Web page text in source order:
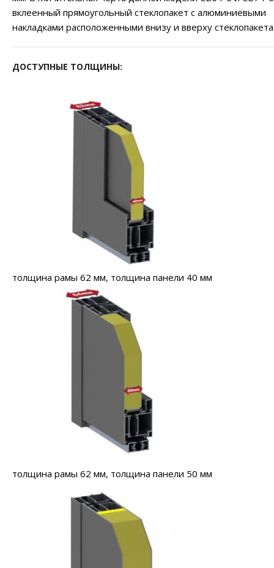
вклеенный прямоугольный стеклопакет с алюминиевыми
накладками расположенными внизу и вверху
ДОСТУПНЫЕ ТОЛЩИНЫ:
толщина рамы 62 мм, толщина панели 40 мм
толщина рамы 62 мм, толщина панели 50 мм